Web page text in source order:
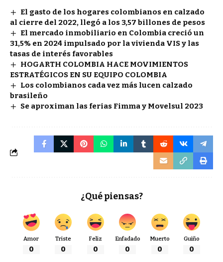
El gasto de los hogares colombianos en calzado
al cierre del 2022, llegó a los 3,57 billones de pesos
El mercado inmobiliario en Colombia creció un
31,5% en 2024 impulsado por la vivienda VIS y las
tasas de interés favorables
HOGARTH COLOMBIA HACE MOVIMIENTOS
ESTRATÉGICOS EN SU EQUIPO COLOMBIA
Los colombianos cada vez más lucen calzado
brasileño
Se aproximan las ferias Fimma y Movelsul 2023
¿Qué piensas?
Amor
0
Triste
0
Feliz
0
Enfadado
0
Muerto
0
Guiño
0